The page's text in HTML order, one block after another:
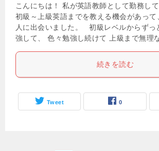
こんにちは！ 私が英語教師として勤務して
初級～上級英語までを教える機会があって
人に出会いました。 初級レベルからずっ
強して、 色々勉強し続けて 上級まで無理
続きを読む
Tweet 0